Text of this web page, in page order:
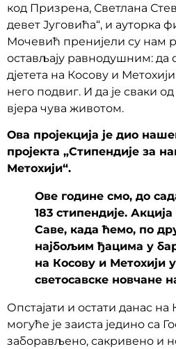
код Призрена, Светлана
девет Југовића“, и
Мочевић пренијели су нам
остављају равнодушним: да
дјетета на Косову и
него подвиг. И да је сваки
вјера чува животом.
Ова пројекција је дио
пројекта „Стипендије за
Метохији“.
Ове године смо, до
183 стипендије.
Саве, када ћемо, по
најбољим ђацима у
на Косову и Метохији
светосавске новчане
Опстајати и остати данас на
могуће је заиста једино са
заборављено, сакривено и